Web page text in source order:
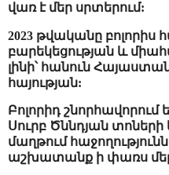
վառ է մեր սրտերում:
2023 թվականը
բարեկեցության և
լինի՝ հանուն
հայության:
Բոլորիդ
Սուրբ Ծննդյան
մաղթում
աշխատանք ի փառս մեր